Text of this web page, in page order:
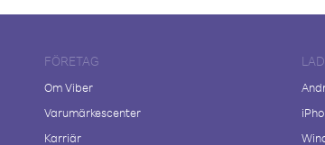
FÖRETAG
Om Viber
Varumärkescenter
Karriär